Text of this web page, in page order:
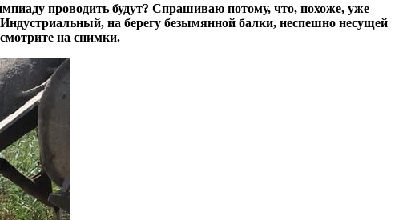
проводить будут? Спрашиваю потому, что, похоже, уже
на берегу безымянной балки, неспешно несущей
на снимки.